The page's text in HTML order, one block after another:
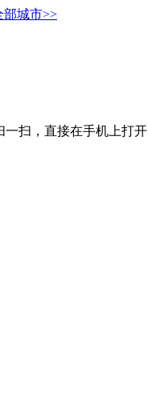
部城市>>
一扫，直接在手机上打开